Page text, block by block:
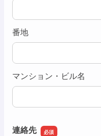
番地
マンション・ビル名
連絡先